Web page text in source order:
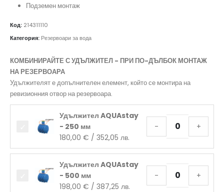
Подземен монтаж
Код: 214311110
Категория: Резервоари за вода
КОМБИНИРАЙТЕ С УДЪЛЖИТЕЛ - ПРИ ПО-ДЪЛБОК МОНТАЖ
НА РЕЗЕРВОАРА
Удължителят е допълнителен елемент, който се монтира на
ревизионния отвор на резервоара.
Удължител AQUAstay
- 250 мм
180,00 € / 352,05 лв.
- +
Удължител AQUAstay
- 500 мм
198,00 € / 387,25 лв.
- +